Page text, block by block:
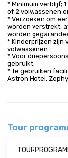
* Minimum verblijf;
of 2 volwassenen
* Verzoeken om
worden verstrekt,
worden
* Kinderprijzen zijn
volwassenen.
* Voor
gebruikt.
* Te gebruiken
Astron Hotel,
Tour